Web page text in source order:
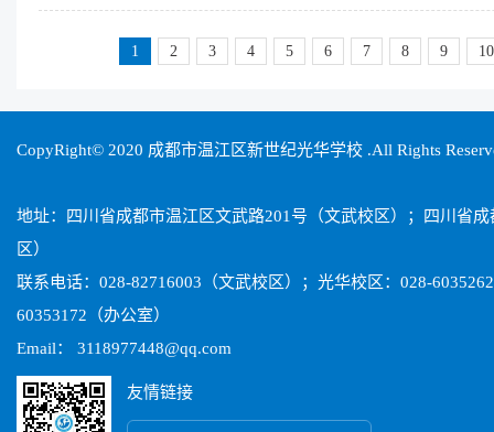
1 2 3 4 5 6 7 8 9 10
CopyRight© 2020 成都市温江区新世纪光华学校 .All Rights
地址：四川省成都市温江区文武路201号（文武校区）；四川省
区）
联系电话：028-82716003（文武校区）；光华校区：028-
60353172（办公室）
Email： 3118977448@qq.com
友情链接